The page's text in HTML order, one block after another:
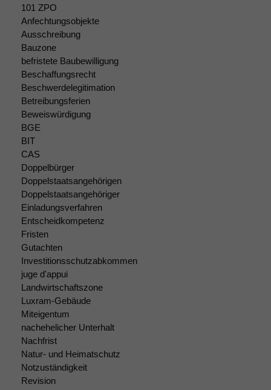
101 ZPO
Anfechtungsobjekte
Ausschreibung
Bauzone
befristete Baubewilligung
Beschaffungsrecht
Beschwerdelegitimation
Betreibungsferien
Beweiswürdigung
BGE
BIT
CAS
Doppelbürger
Doppelstaatsangehörigen
Doppelstaatsangehöriger
Einladungsverfahren
Entscheidkompetenz
Fristen
Gutachten
Investitionsschutzabkommen
juge d'appui
Landwirtschaftszone
Luxram-Gebäude
Miteigentum
nachehelicher Unterhalt
Nachfrist
Natur- und Heimatschutz
Notzuständigkeit
Revision